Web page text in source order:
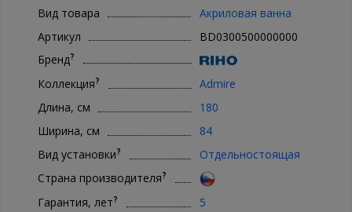
Вид товара
Акриловая ванна
Артикул
BD0300500000000
Бренд?
Коллекция?
Admire
Длина, см
180
Ширина, см
84
Вид установки?
Отдельностоящая
Страна производителя?
Гарантия, лет? 5